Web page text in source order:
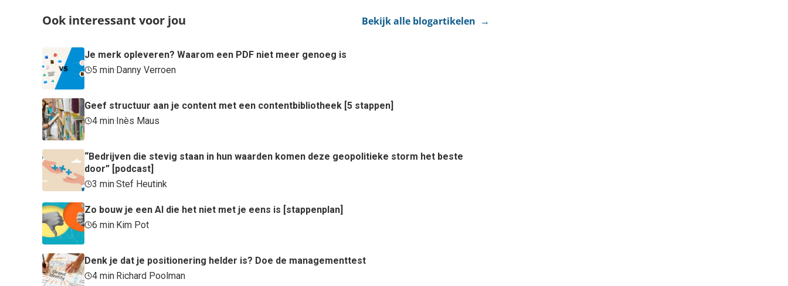
Ook interessant voor jou Bekijk alle blogartikelen →
Je merk opleveren? Waarom een PDF niet meer genoeg is
5 min·Danny Verroen
Geef structuur aan je content met een contentbibliotheek [5 stappen]
4 min·Inès Maus
“Bedrijven die stevig staan in hun waarden komen deze geopolitieke storm het beste
door” [podcast]
3 min·Stef Heutink
Zo bouw je een AI die het niet met je eens is [stappenplan]
6 min·Kim Pot
Denk je dat je positionering helder is? Doe de managementtest
4 min·Richard Poolman